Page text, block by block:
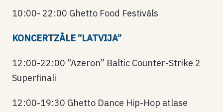
10:00- 22:00 Ghetto Food Festivāls
KONCERTZĀLE “LATVIJA”
12:00-22:00 “Azeron” Baltic Counter-Strike 2
Superfinali
12:00-19:30 Ghetto Dance Hip-Hop atlase